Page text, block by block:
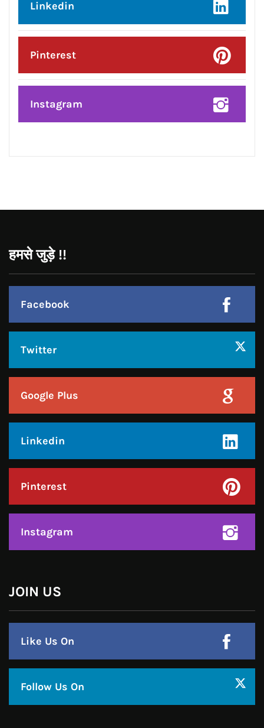
Posted On:7 Aug 2026
ਜਲੰਧਰ ਜ਼ਿਲ੍ਹੇ ’ਚ ਘਰ-ਘਰ ਗਣਨਾ ਪੜ੍ਹਾਅ
ਤਹਿਤ ਸੌ ਫੀਸਦੀ ਕਾਰਜ ਸਫ਼ਲਤਾਪੂਰਵਕ
ਮੁਕੰਮਲ
Linkedin
Pinterest
Instagram
हमसे जुड़े !!
Facebook